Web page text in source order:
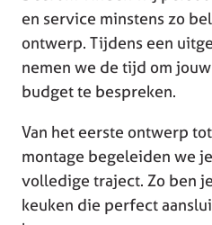
en service minstens zo
ontwerp. Tijdens een
nemen we de tijd om
budget te bespreken.
Van het eerste ontwerp
montage begeleiden we
volledige traject. Zo ben
keuken die perfect